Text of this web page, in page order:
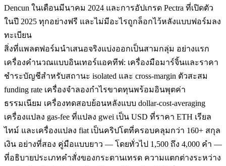
Dencun ในเดือนมีนาคม 2024 และการอัปเกรด Pectra ที่เปิดตัว
ในปี 2025 ทุกอย่างฟรี และไม่มีอะไรถูกล็อกไว้หลังแบบฟอร์มลง
ทะเบียน
สิ่งที่แพลตฟอร์มนำเสนอจริงแบ่งออกเป็นสามกลุ่ม อย่างแรก
เครื่องคำนวณแบบอินเทอร์แอคทีฟ: เครื่องมือมาร์จิ้นและราคา
ชำระบัญชีสำหรับสถานะ isolated และ cross-margin ตัวสะสม
funding rate เครื่องจำลองกำไรขาดทุนพร้อมอินพุตค่า
ธรรมเนียม เครื่องทดสอบย้อนหลังแบบ dollar-cost-averaging
เครื่องแปลง gas-fee ที่แปลง gwei เป็น USD ที่ราคา ETH เรียล
ไทม์ และเครื่องแปลง fiat เป็นคริปโตที่ครอบคลุมกว่า 160+ สกุล
เงิน อย่างที่สอง คู่มือแบบยาว — โดยทั่วไป 1,500 ถึง 4,000 คำ —
ที่อธิบายประเภทคำสั่งของกระดานเทรด ความแตกต่างระหว่าง